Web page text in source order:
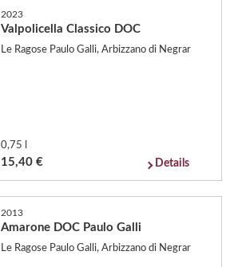
2023
Valpolicella Classico DOC
Le Ragose Paulo Galli, Arbizzano di Negrar
0,75 l
15,40 € Details
2013
Amarone DOC Paulo Galli
Le Ragose Paulo Galli, Arbizzano di Negrar